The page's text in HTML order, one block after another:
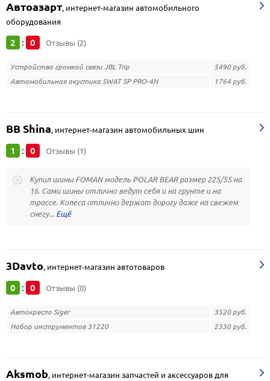
Автоазарт, интернет-магазин автомобильного
оборудования
2 : 0 Отзывы (2)
Устройство громкой связи JBL Trip
5490 руб.
Автомобильная акустика SWAT SP PRO-4N
1764 руб.
BB Shina, интернет-магазин автомобильных шин
1 : 0 Отзывы (1)
Купил шины FOMAN модель POLAR BEAR размер 225/55 на
16. Сами шины отлично ведут себя и на грунте и на
трассе. Колеса отлично держат дорогу даже на свежем
снегу...
3Davto, интернет-магазин автотоваров
0 : 0 Отзывы (0)
Автокресло Siger
3520 руб.
Набор инструментов 31220
2330 руб.
Aksmob, интернет-магазин запчастей и аксессуаров для